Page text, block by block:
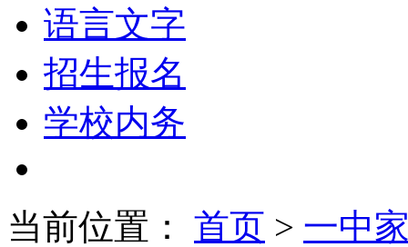
语言文字
招生报名
学校内务
当前位置： 首页 > 一中